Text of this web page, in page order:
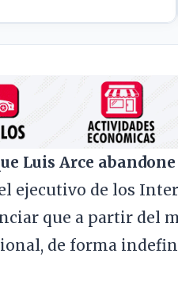
Luis Arce
ejecutivo de los
que a partir del
de forma